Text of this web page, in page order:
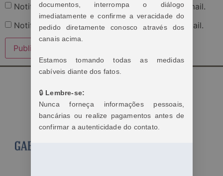
Notifique-me sobre novos comentários por e-mail.
Notifique-me sobre novas publicações por e-mail.
documentos, interrompa o diálogo
imediatamente e confirme a veracidade do
pedido diretamente conosco através dos
canais acima.
Estamos tomando todas as medidas
cabíveis diante dos fatos.
🔒 Lembre-se:
Nunca forneça informações pessoais,
bancárias ou realize pagamentos antes de
confirmar a autenticidade do contato.